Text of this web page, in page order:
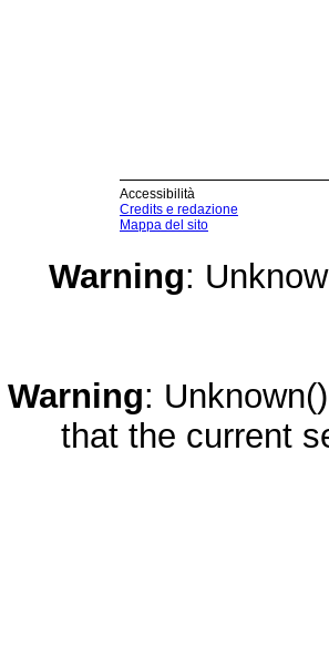
Accessibilità
Credits e redazione
Mappa del sito
Warning:
Warning:
that the current